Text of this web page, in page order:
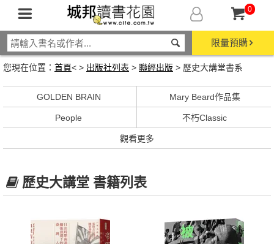
0
限量預購
您現在位置： 首頁< > 出版社列表 > 聯經出版 > 歷史大講堂書系
GOLDEN BRAIN Mary Beard作品集
People 不朽Classic
觀看更多
歷史大講堂 書籍列表